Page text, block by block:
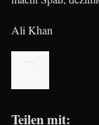
Ali Khan
Teilen mit: